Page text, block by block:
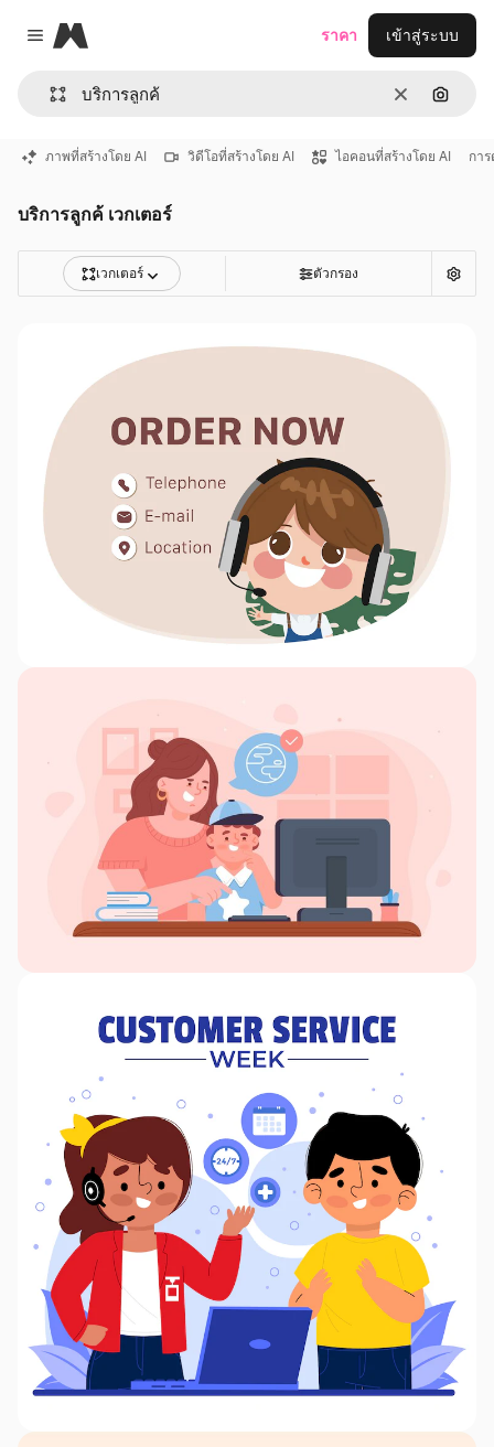
Close menu
Magnific
ชัดเจนค้นหา
ราคา เข้าสู่ระบบ
ภาพที่สร้างโดย AI วิดีโอที่สร้างโดย AI ไอคอนที่สร้างโดย AI กา
บริการลูกค้ เวกเตอร์
เวกเตอร์ ตัวกรอง